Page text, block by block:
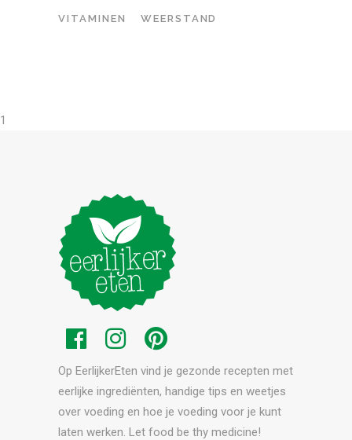
VITAMINEN WEERSTAND
1
Op EerlijkerEten vind je gezonde recepten met
eerlijke ingrediënten, handige tips en weetjes
over voeding en hoe je voeding voor je kunt
laten werken. Let food be thy medicine!